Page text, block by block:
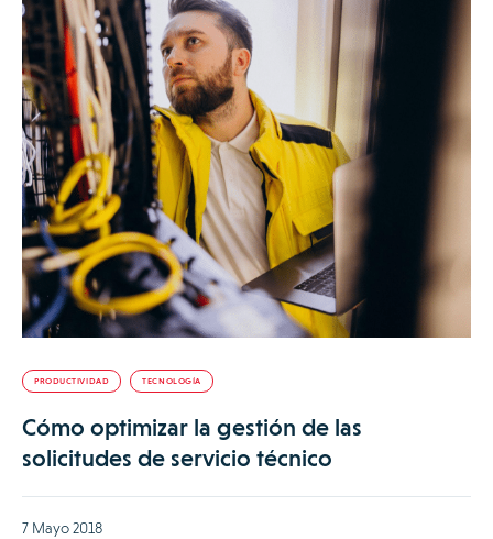
PRODUCTIVIDAD TECNOLOGÍA
Cómo optimizar la gestión de las
solicitudes de servicio técnico
7 Mayo 2018